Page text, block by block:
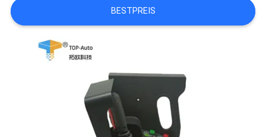
EIN
ZITAT
BESTPREIS